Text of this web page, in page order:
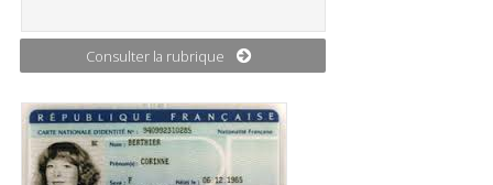
Consulter la rubrique